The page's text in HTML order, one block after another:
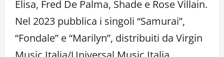
Elisa, Fred De Palma, Shade e Rose Villain.
Nel 2023 pubblica i singoli “Samurai”,
“Fondale” e “Marilyn”, distribuiti da Virgin